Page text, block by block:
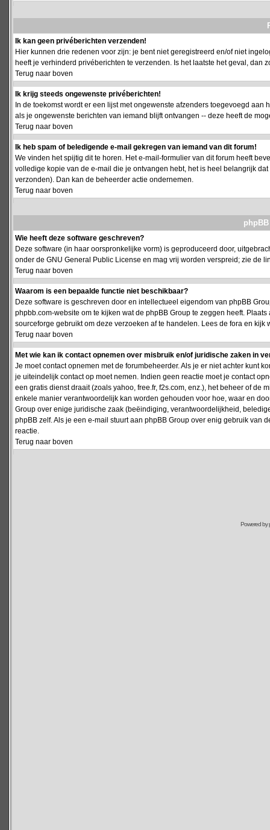
Ik kan geen privéberichten verzenden!
Hier kunnen drie redenen voor zijn: je bent niet geregistreerd en/of niet
heeft je verhinderd privéberichten te verzenden. Is het laatste het geval, dan
Terug naar boven
Ik krijg steeds ongewenste privéberichten!
In de toekomst wordt er een lijst met ongewenste afzenders toegevoegd
als je ongewenste berichten van iemand blijft ontvangen -- deze heeft de
Terug naar boven
Ik heb spam of beledigende e-mail gekregen van iemand van dit forum!
We vinden het spijtig dit te horen. Het e-mail-formulier van dit forum heeft
volledige kopie van de e-mail die je ontvangen hebt, het is heel belangrijk
verzonden). Dan kan de beheerder actie ondernemen.
Terug naar boven
Wie heeft deze software geschreven?
Deze software (in haar oorspronkelijke vorm) is geproduceerd door,
onder de GNU General Public License en mag vrij worden verspreid; zie de
Terug naar boven
Waarom is een bepaalde functie niet beschikbaar?
Deze software is geschreven door en intellectueel eigendom van phpBB
phpbb.com-website om te kijken wat de phpBB Group te zeggen heeft.
sourceforge gebruikt om deze verzoeken af te handelen. Lees de fora en
Terug naar boven
Met wie kan ik contact opnemen over misbruik en/of juridische zaken in
Je moet contact opnemen met de forumbeheerder. Als je er niet achter kunt
je uiteindelijk contact op moet nemen. Indien geen reactie moet je contact
een gratis dienst draait (zoals yahoo, free.fr, f2s.com, enz.), het beheer of
enkele manier verantwoordelijk kan worden gehouden voor hoe, waar en
Group over enige juridische zaak (beëindiging, verantwoordelijkheid,
phpBB zelf. Als je een e-mail stuurt aan phpBB Group over enig gebruik
reactie.
Terug naar boven
Powered by